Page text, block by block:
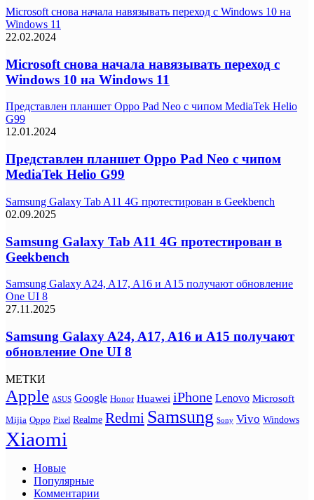
Microsoft снова начала навязывать переход с Windows 10 на
Windows 11
22.02.2024
Microsoft снова начала навязывать переход с
Windows 10 на Windows 11
Представлен планшет Oppo Pad Neo с чипом MediaTek Helio
G99
12.01.2024
Представлен планшет Oppo Pad Neo с чипом
MediaTek Helio G99
Samsung Galaxy Tab A11 4G протестирован в Geekbench
02.09.2025
Samsung Galaxy Tab A11 4G протестирован в
Geekbench
Samsung Galaxy A24, A17, A16 и A15 получают обновление
One UI 8
27.11.2025
Samsung Galaxy A24, A17, A16 и A15 получают
обновление One UI 8
МЕТКИ
Apple ASUS Google Honor Huawei iPhone Lenovo Microsoft
Mijia Oppo Pixel Realme Redmi Samsung Sony Vivo Windows
Xiaomi
Новые
Популярные
Комментарии